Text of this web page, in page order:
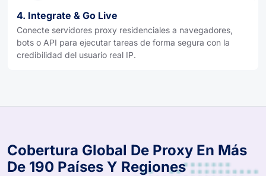
4. Integrate & Go Live
Conecte servidores proxy residenciales a navegadores,
bots o API para ejecutar tareas de forma segura con la
credibilidad del usuario real IP.
Cobertura Global De Proxy En Más
De 190 Países Y Regiones